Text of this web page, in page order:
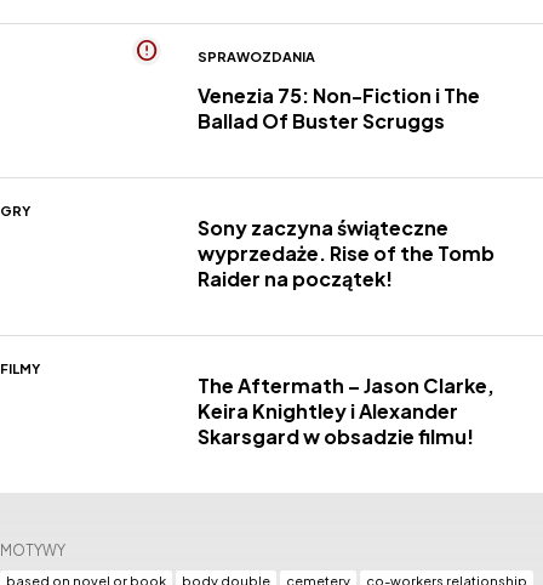
MOTYWY
based on novel or book body double cemetery
co-workers relationship
SPRAWOZDANIA
Venezia 75: Non-Fiction i The
Ballad Of Buster Scruggs
GRY
Sony zaczyna świąteczne
wyprzedaże. Rise of the Tomb
Raider na początek!
FILMY
The Aftermath – Jason Clarke,
Keira Knightley i Alexander
Skarsgard w obsadzie filmu!